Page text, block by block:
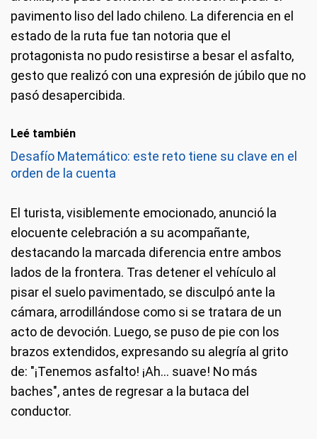
pavimento liso del lado chileno. La diferencia en el
estado de la ruta fue tan notoria que el
protagonista no pudo resistirse a besar el asfalto,
gesto que realizó con una expresión de júbilo que no
pasó desapercibida.
Leé también
Desafío Matemático: este reto tiene su clave en el
orden de la cuenta
El turista, visiblemente emocionado, anunció la
elocuente celebración a su acompañante,
destacando la marcada diferencia entre ambos
lados de la frontera. Tras detener el vehículo al
pisar el suelo pavimentado, se disculpó ante la
cámara, arrodillándose como si se tratara de un
acto de devoción. Luego, se puso de pie con los
brazos extendidos, expresando su alegría al grito
de: "¡Tenemos asfalto! ¡Ah… suave! No más
baches", antes de regresar a la butaca del
conductor.